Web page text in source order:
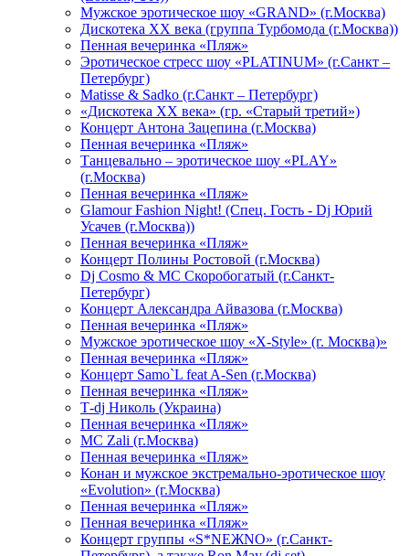
Мужское эротическое шоу «GRAND» (г.Москва)
Дискотека XX века (группа Турбомода (г.Москва))
Пенная вечеринка «Пляж»
Эротическое стресс шоу «PLATINUM» (г.Санкт –
Петербург)
Matisse & Sadko (г.Санкт – Петербург)
«Дискотека ХХ века» (гр. «Старый третий»)
Концерт Антона Зацепина (г.Москва)
Пенная вечеринка «Пляж»
Танцевально – эротическое шоу «PLAY»
(г.Москва)
Пенная вечеринка «Пляж»
Glamour Fashion Night! (Спец. Гость - Dj Юрий
Усачев (г.Москва))
Пенная вечеринка «Пляж»
Концерт Полины Ростовой (г.Москва)
Dj Cosmo & МС Скоробогатый (г.Санкт-
Петербург)
Концерт Александра Айвазова (г.Москва)
Пенная вечеринка «Пляж»
Мужское эротическое шоу «X-Style» (г. Москва)»
Пенная вечеринка «Пляж»
Концерт Samo`L feat A-Sen (г.Москва)
Пенная вечеринка «Пляж»
Т-dj Николь (Украина)
Пенная вечеринка «Пляж»
МС Zali (г.Москва)
Пенная вечеринка «Пляж»
Конан и мужское экстремально-эротическое шоу
«Evolution» (г.Москва)
Пенная вечеринка «Пляж»
Пенная вечеринка «Пляж»
Концерт группы «S*NEЖNO» (г.Санкт-